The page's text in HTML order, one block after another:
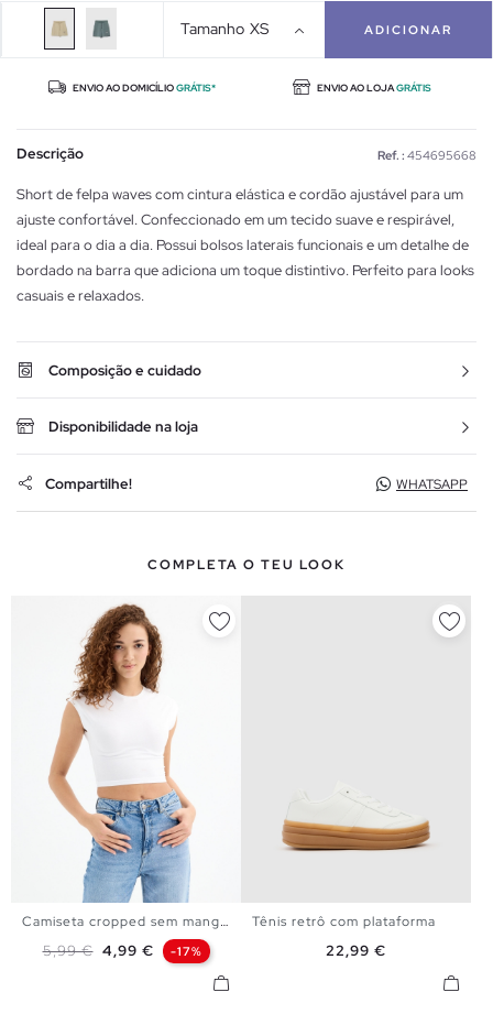
Tamanho XS ADICIONAR
ENVIO AO DOMICÍLIOGRÁTIS* ENVIO AO LOJAGRÁTIS
Descrição Ref. : 454695668
Short de felpa waves com cintura elástica e cordão ajustável para um
ajuste confortável. Confeccionado em um tecido suave e respirável,
ideal para o dia a dia. Possui bolsos laterais funcionais e um detalhe de
bordado na barra que adiciona um toque distintivo. Perfeito para looks
casuais e relaxados.
Composição e cuidado
Disponibilidade na loja
Compartilhe! WHATSAPP
COMPLETA O TEU LOOK
S
Camiseta cropped sem mangas
Preço normal
5,99 € Preço
4,99 € -17%
Tênis retrô com plataforma
Preço
22,99 €